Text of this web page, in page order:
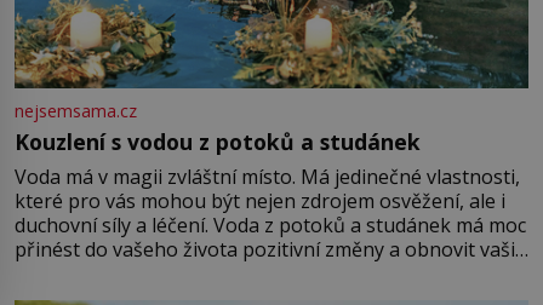
nejsemsama.cz
Kouzlení s vodou z potoků a studánek
Voda má v magii zvláštní místo. Má jedinečné vlastnosti,
které pro vás mohou být nejen zdrojem osvěžení, ale i
duchovní síly a léčení. Voda z potoků a studánek má moc
přinést do vašeho života pozitivní změny a obnovit vaši
můžete obohatit své rituály a přinést do svého života